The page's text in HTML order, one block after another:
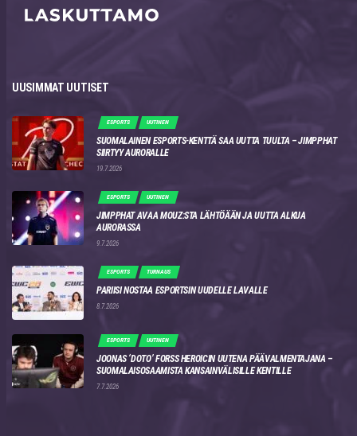
UUSIMMAT UUTISET
ESPORTS UUTINEN
SUOMALAINEN ESPORTS-KENTTÄ SAA UUTTA TUULTA – JIMPPHAT
SIIRTYY AURORALLE
19.7.2026
ESPORTS UUTINEN
JIMPPHAT AVAA MOUZ:STA LÄHTÖÄÄN JA UUTTA ALKUA
AURORASSA
9.7.2026
ESPORTS TURNAUS
PARIISI NOSTAA ESPORTSIN UUDELLE LAVALLE
8.7.2026
ESPORTS UUTINEN
JOONAS ‘DOTO’ FORSS HEROICIN UUTENA PÄÄVALMENTAJANA –
SUOMALAISOSAAMISTA KANSAINVÄLISILLE KENTILLE
7.7.2026